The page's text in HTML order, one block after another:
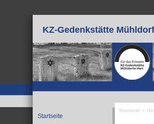
KZ-Gedenkstätte
Startseite
Startseite »